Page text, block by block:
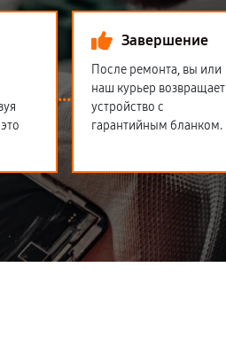
Завершение
После ремонта, вы или
наш курьер возвращает
устройство с
гарантийным бланком.